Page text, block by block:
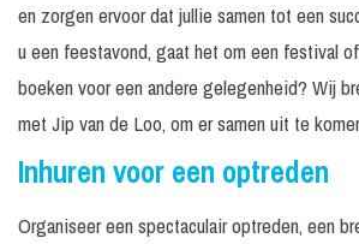
en zorgen ervoor dat jullie samen tot een
u een feestavond, gaat het om een festival
boeken voor een andere gelegenheid? Wij
met Jip van de Loo, om er samen uit te
Inhuren voor een optreden
Organiseer een spectaculair optreden, een